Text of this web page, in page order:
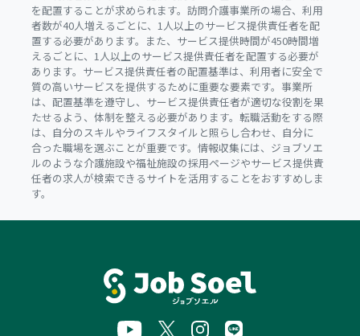
を配置することが求められます。訪問介護事業所の場合、利用
者数が40人増えるごとに、1人以上のサービス提供責任者を配
置する必要があります。また、サービス提供時間が450時間増
えるごとに、1人以上のサービス提供責任者を配置する必要が
あります。サービス提供責任者の配置基準は、利用者に安全で
質の高いサービスを提供するために重要な要素です。事業所
は、配置基準を遵守し、サービス提供責任者が適切な役割を果
たせるよう、体制を整える必要があります。転職活動をする際
は、自分のスキルやライフスタイルと照らし合わせ、自分に
合った職場を選ぶことが重要です。情報収集には、ジョブソエ
ルのような介護施設や福祉施設の採用ページやサービス提供責
任者の求人が検索できるサイトを活用することをおすすめしま
す。